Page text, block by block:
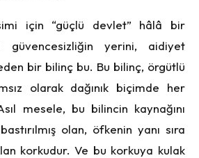
için “güçlü devlet” hâlâ bir
güvencesizliğin yerini, aidiyet
bir bilinç bu. Bu bilinç, örgütlü
olarak dağınık biçimde her
mesele, bu bilincin kaynağını
olan, öfkenin yanı sıra
korkudur. Ve bu korkuya kulak